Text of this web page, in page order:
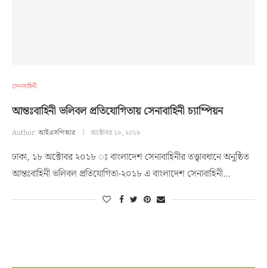
সেনাবাহিনী
আন্তঃবাহিনী ভলিবল প্রতিযোগিতায় সেনাবাহিনী চ্যাম্পিয়ন
Author:আইএসপিআর অক্টোবর ১৮, ২০১৮
ঢাকা, ১৮ অক্টোবর ২০১৮ ঃ বাংলাদেশ সেনাবাহিনীর তত্ত্বাবধানে অনুষ্ঠিত
আন্তঃবাহিনী ভলিবল প্রতিযোগিতা-২০১৮ এ বাংলাদেশ সেনাবাহিনী…